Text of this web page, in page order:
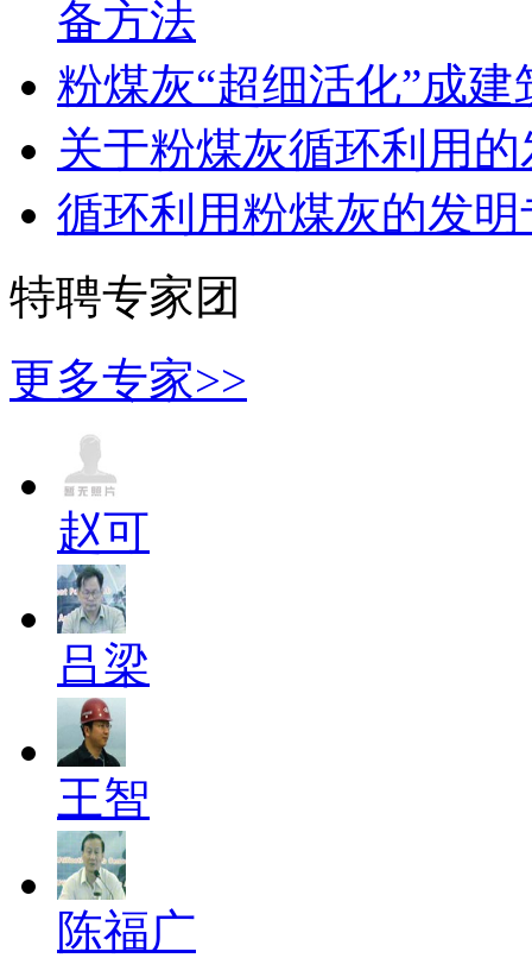
备方法
粉煤灰“超细活化”成建
关于粉煤灰循环利用
循环利用粉煤灰的发明
特聘专家团
更多专家>>
赵可
吕梁
王智
陈福广